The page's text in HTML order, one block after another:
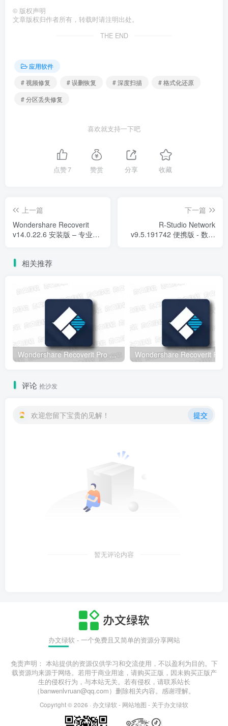
© 版权声明
文章版权归作者所有，转载时请注明出处。
THE END
应用软件
# 视频修复
# 误删恢复 # 深度扫描
# 格式化还原
# 分区丢失修复
喜欢就支持一下吧
点赞7 赞赏 分享 收藏
上一篇
Wondershare Recoverit
v14.0.22.6 安装版 – 专业数
下一篇
R-Studio Network
v9.5.191742 便携版 - 数据
相关推荐
Wondershare Recoverit Pro v14.0.34.2 – 万兴数据恢复软件
评论 抢沙发
欢迎您留下宝贵的见解！ 提交
暂无评论内容
办文绿软 - 一个免费且又简单的资源分享网站
免责声明： 本站提供的资源仅供学习和交流使用，不以盈利为目的。下
载资源均来源于网络。若用于商业用途，请购买正版，因未购买正版产
生的侵权行为，与本站无关。若有侵权，请联系站长
（banwenlvruan@qq.com）删除相关内容。感谢理解。
Copyright © 2026 · 办文绿软 - 网站地图 - 关于办文绿软